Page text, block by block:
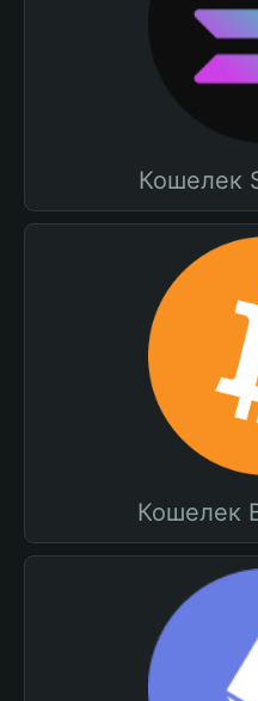
Кошелек
Кошелек